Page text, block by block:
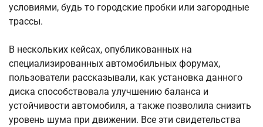
условиями, будь то городские пробки или загородные
трассы.
В нескольких кейсах, опубликованных на
специализированных автомобильных форумах,
пользователи рассказывали, как установка данного
диска способствовала улучшению баланса и
устойчивости автомобиля, а также позволила снизить
уровень шума при движении. Все эти свидетельства